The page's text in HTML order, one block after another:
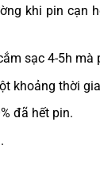
khi pin cạn
sạc 4-5h mà
khoảng thời
đã hết pin.